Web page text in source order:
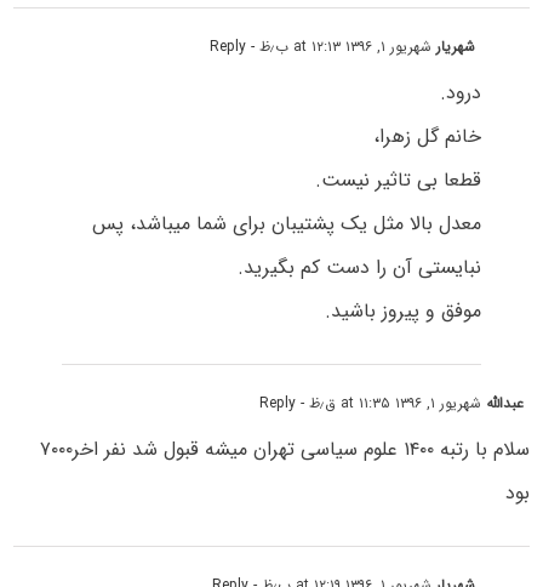
شهریارشهریور ۱, ۱۳۹۶ at ۱۲:۱۳ ب٫ظ - Reply
درود.
خانم گل زهرا،
قطعا بی تاثیر نیست.
معدل بالا مثل یک پشتیبان برای شما میباشد، پس
نبایستی آن را دست کم بگیرید.
موفق و پیروز باشید.
عبدالله شهریور ۱, ۱۳۹۶ at ۱۱:۳۵ ق٫ظ - Reply
سلام با رتبه ۱۴۰۰ علوم سیاسی تهران میشه قبول شد نفر اخر۷۰۰۰
بود